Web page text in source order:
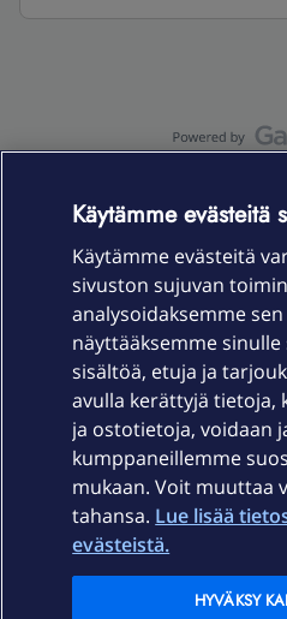
Laitteet & liittymät
Palvelut
Ajankohtaista
Elisa Oyj
Käytämme evästeitä
Käytämme evästeitä
sivuston sujuvan
analysoidaksemme
näyttääksemme sinulle
sisältöä, etuja ja
avulla kerättyjä tietoja,
ja ostotietoja, voidaan
kumppaneillemme
mukaan. Voit muuttaa
tahansa. Lue lisää
evästeistä.
HYVÄKSY